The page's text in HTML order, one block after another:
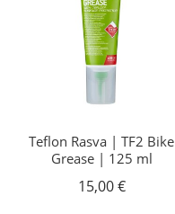
Teflon Rasva | TF2 Bike
Grease | 125 ml
15,00€